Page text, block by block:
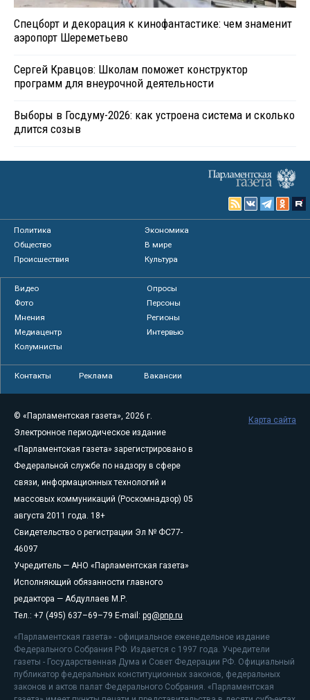
Спецборт и декорация к кинофантастике: чем знаменит
аэропорт Шереметьево
Сергей Кравцов: Школам поможет конструктор
программ для внеурочной деятельности
Выборы в Госдуму-2026: как устроена система и сколько
длится созыв
Политика
Экономика
Общество
В мире
Происшествия
Культура
Видео
Опросы
Фото
Персоны
Мнения
Регионы
Медиацентр
Интервью
Колумнисты
Контакты Реклама Вакансии
© «Парламентская газета», 2026 г.
Электронное периодическое издание
«Парламентская газета» зарегистрировано в
Федеральной службе по надзору в сфере
связи, информационных технологий и
массовых коммуникаций (Роскомнадзор) 05
августа 2011 года. 18+
Свидетельство о регистрации Эл № ФС77-
46097
Учредитель — АНО «Парламентская газета»
Исполняющий обязанности главного
редактора — Абдуллаев М.Р.
Тел.: +7 (495) 637–69–79 E-mail: pg@pnp.ru
«Парламентская газета» - официальное еженедельное издание
Федерального Собрания РФ. Издается с 1997 года. Учредители
газеты - Государственная Дума и Совет Федерации РФ. Официальный
публикатор федеральных конституционных законов, федеральных
законов и актов палат Федерального Собрания. «Парламентская
Карта сайта